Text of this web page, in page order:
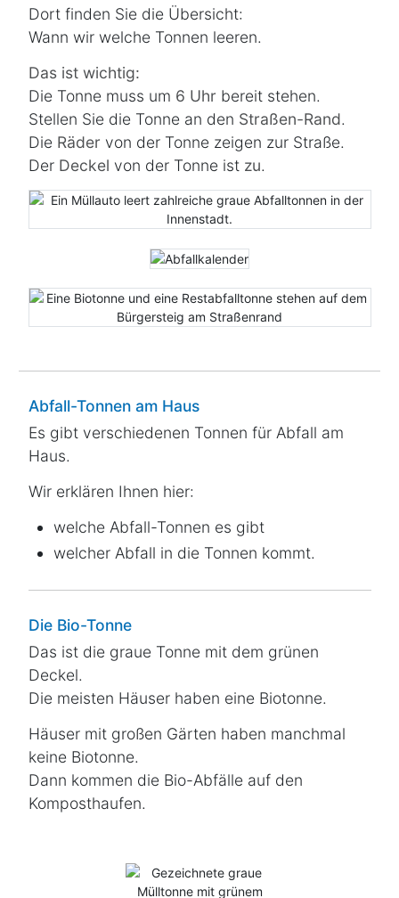
Dort finden Sie die Übersicht:
Wann wir welche Tonnen leeren.
Das ist wichtig:
Die Tonne muss um 6 Uhr bereit stehen.
Stellen Sie die Tonne an den Straßen-Rand.
Die Räder von der Tonne zeigen zur Straße.
Der Deckel von der Tonne ist zu.
Abfall-Tonnen am Haus
Es gibt verschiedenen Tonnen für Abfall am
Haus.
Wir erklären Ihnen hier:
welche Abfall-Tonnen es gibt
welcher Abfall in die Tonnen kommt.
Die Bio-Tonne
Das ist die graue Tonne mit dem grünen
Deckel.
Die meisten Häuser haben eine Biotonne.
Häuser mit großen Gärten haben manchmal
keine Biotonne.
Dann kommen die Bio-Abfälle auf den
Komposthaufen.